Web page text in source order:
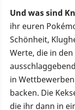
Und was sind
ihr euren
Schönheit,
Werte, die in
in
backen. Die
die ihr dann in